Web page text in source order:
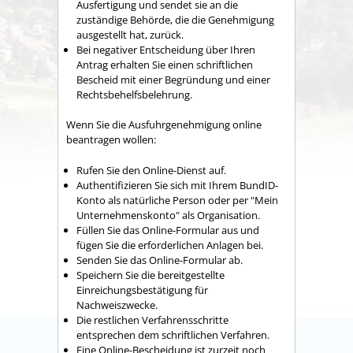
Ausfertigung und sendet sie an die
zuständige Behörde, die die Genehmigung
ausgestellt hat, zurück.
Bei negativer Entscheidung über Ihren
Antrag erhalten Sie einen schriftlichen
Bescheid mit einer Begründung und einer
Rechtsbehelfsbelehrung.
Wenn Sie die Ausfuhrgenehmigung online
beantragen wollen:
Rufen Sie den Online-Dienst auf.
Authentifizieren Sie sich mit Ihrem BundID-
Konto als natürliche Person oder per "Mein
Unternehmenskonto" als Organisation.
Füllen Sie das Online-Formular aus und
fügen Sie die erforderlichen Anlagen bei.
Senden Sie das Online-Formular ab.
Speichern Sie die bereitgestellte
Einreichungsbestätigung für
Nachweiszwecke.
Die restlichen Verfahrensschritte
entsprechen dem schriftlichen Verfahren.
Eine Online-Bescheidung ist zurzeit noch